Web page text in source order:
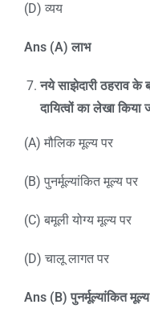
(D) व्यय
Ans (A)लाभ
नये साझेदारी ठहराव के
दायित्वों का लेखा किया
(A) मौलिक मूल्य पर
(B) पुनर्मूल्यांकित मूल्य पर
(C) बमूली योग्य मूल्य पर
(D) चालू लागत पर
Ans (B)पुनर्मूल्यांकित